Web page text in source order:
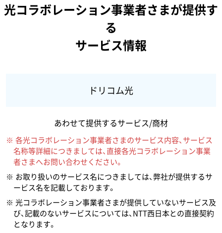
光コラボレーション事業者さまが提供す
る
サービス情報
ドリコム光
あわせて提供するサービス/商材
各光コラボレーション事業者さまのサービス内容、サービス
名称等詳細につきましては、直接各光コラボレーション事業
者さまへお問い合わせください。
お取り扱いのサービス名につきましては、弊社が提供するサ
ービス名を記載しております。
光コラボレーション事業者さまが提供していないサービス及
び、記載のないサービスについては、NTT西日本との直接契約
となります。